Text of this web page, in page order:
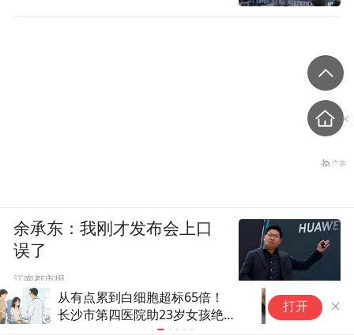
老人身上起疱钻心痛！中西医联
手“双管齐下”解烦忧
打开
余承东：我刚才发布会上口
误了
江南都市报